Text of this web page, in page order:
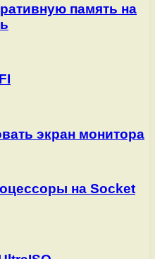
память на
экран монитора
на Socket